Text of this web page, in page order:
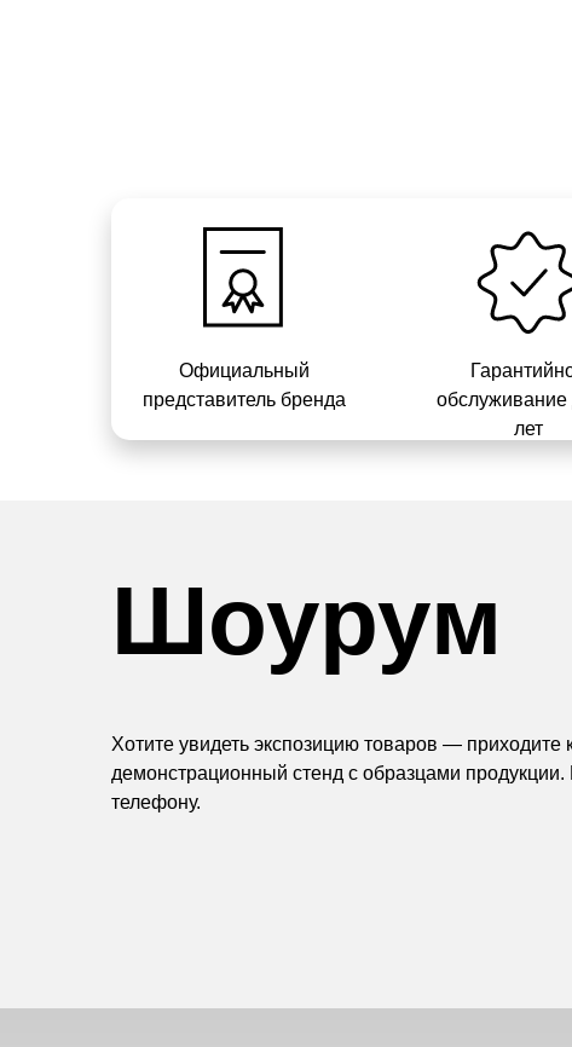
Официальный
представитель бренда
обслуживание
лет
Шоурум
Хотите увидеть экспозицию товаров — приходите
демонстрационный стенд с образцами
телефону.